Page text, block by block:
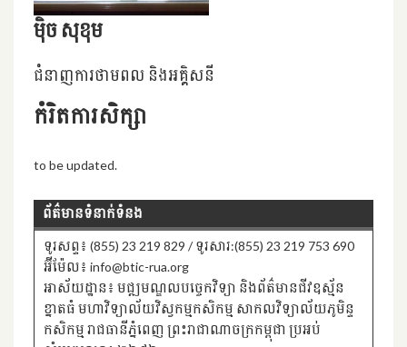
មុិច សុខុម
ជំនាញការថាមពល និងអគ្គិសនី
កំរិតការសិក្សា
to be updated.
ព័ត៌មានទំនាក់ទំនង
ទូរសព្ទ៖ (855) 23 219 829 / ទូរសារ:(855) 23 219 753 690
អ៊ីម៉ែល៖ info@btic-rua.org
អាស័យដ្ឋាន៖ មជ្ឍមណ្ឌលបចេ្ចកវិទ្យា និងព័ត៌មានជីវឧស្ម័ន
ខ្នាតធំ មហាវិទ្យាល័យវិស្វកម្មកសិកម្ម សាកលវិទ្យាល័យភូមិន្ទ
កសិកម្ម រាជធានីភ្នំពេញ ព្រះរាជាណាចក្រកម្ពុជា ប្រអប់